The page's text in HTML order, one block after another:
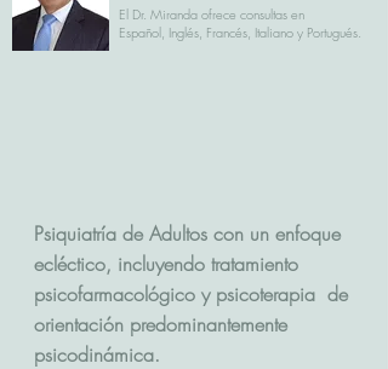
Psiquiatría de Adultos con un enfoque
ecléctico, incluyendo tratamiento
psicofarmacológico y psicoterapia de
orientación predominantemente
psicodinámica.
El Dr. Miranda ofrece consultas en
Español, Inglés, Francés, Italiano y Portugués.